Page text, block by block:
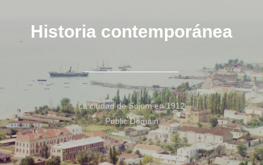
Historia contemporánea
La ciudad de Sujum en 1912
Public Domain